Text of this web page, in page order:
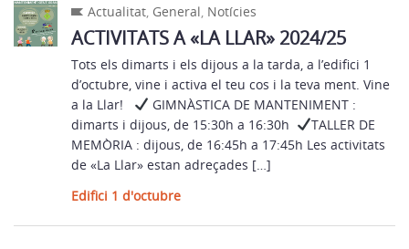
Actualitat, General, Notícies
ACTIVITATS A «LA LLAR» 2024/25
Tots els dimarts i els dijous a la tarda, a l’edifici 1
d’octubre, vine i activa el teu cos i la teva ment. Vine
a la Llar!
GIMNÀSTICA DE MANTENIMENT :
dimarts i dijous, de 15:30h a 16:30h
TALLER DE
MEMÒRIA : dijous, de 16:45h a 17:45h Les activitats
de «La Llar» estan adreçades […]
Edifici 1 d'octubre